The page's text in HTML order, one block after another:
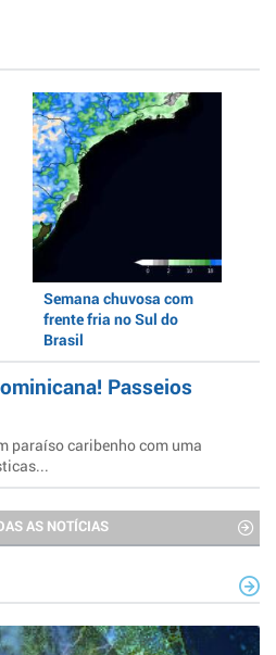
Semana chuvosa com
frente fria no Sul do
Brasil
Passeios
paraíso caribenho com uma
AS NOTÍCIAS